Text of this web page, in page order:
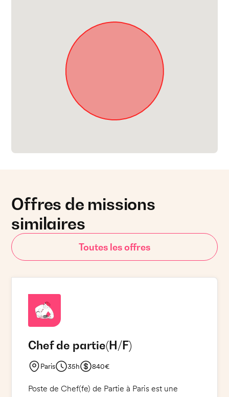
Offres de missions
similaires
Toutes les offres
Chef de partie(H/F)
Paris 35h 840€
Poste de Chef(fe) de Partie à Paris est une